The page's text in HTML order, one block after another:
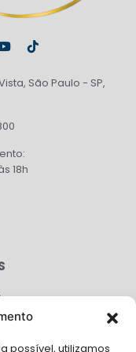
possível, utilizamos
São Paulo - SP,
18h